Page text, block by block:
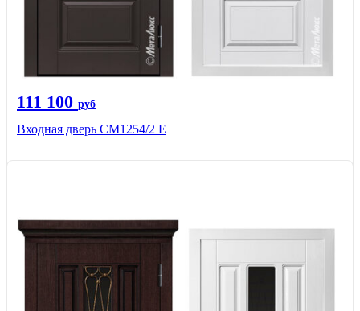
111 100 руб
Входная дверь СМ1254/2 E